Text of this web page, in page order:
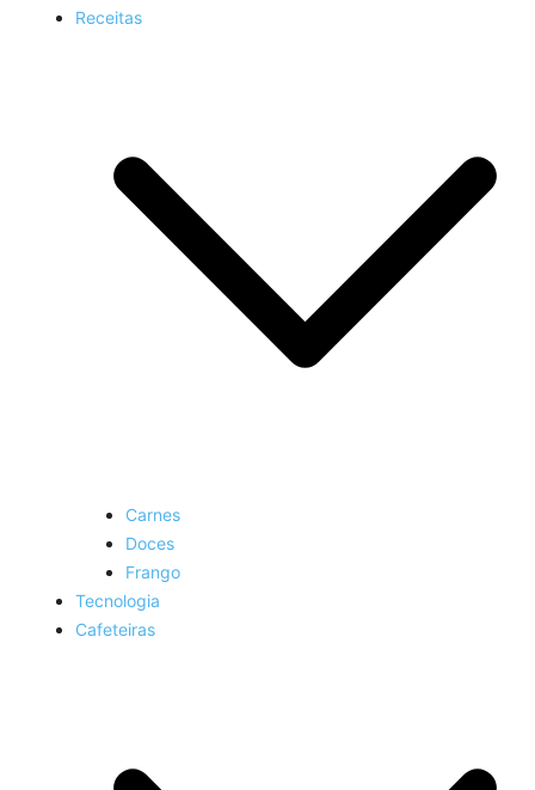
Receitas
Carnes
Doces
Frango
Tecnologia
Cafeteiras